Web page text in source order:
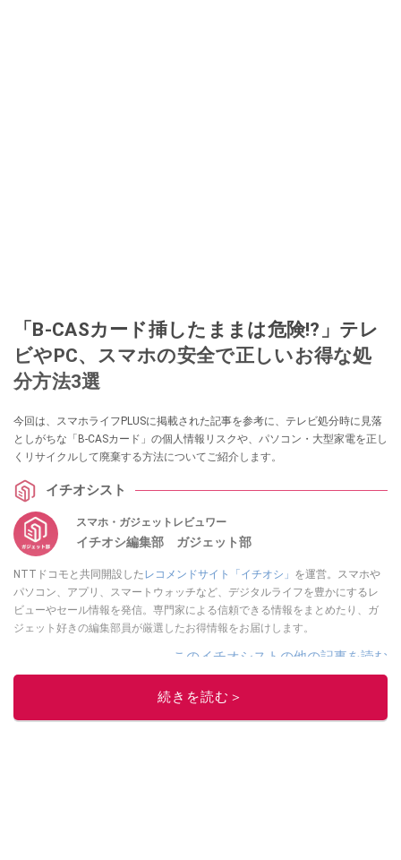
「B-CASカード挿したままは危険!?」テレ
ビやPC、スマホの安全で正しいお得な処
分方法3選
今回は、スマホライフPLUSに掲載された記事を参考に、テレビ処分時に見落
としがちな「B-CASカード」の個人情報リスクや、パソコン・大型家電を正し
くリサイクルして廃棄する方法についてご紹介します。
イチオシスト
スマホ・ガジェットレビュワー
イチオシ編集部 ガジェット部
NTTドコモと共同開設した レコメンドサイト「イチオシ」 を運営。スマホや
パソコン、アプリ、スマートウォッチなど、デジタルライフを豊かにするレ
ビューやセール情報を発信。専門家による信頼できる情報をまとめたり、ガ
ジェット好きの編集部員が厳選したお得情報をお届けします。
このイチオシストの他の記事を読む
続きを読む＞